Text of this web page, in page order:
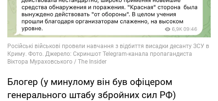
Блогер (у минулому він був офіцером
генерального штабу збройних сил РФ)